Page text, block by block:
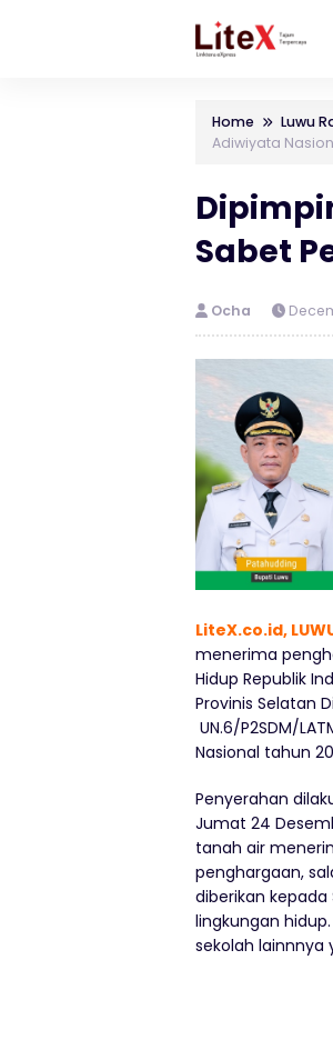
Home Luwu
Adiwiyata
Sabet
Ocha
LiteX.co.id,
menerima
Hidup Republik
Provinis Selatan
UN.6/P2SDM/
Nasional tahun
Penyerahan
Jumat 24
tanah air
penghargaan,
diberikan
lingkungan
sekolah lainnnya